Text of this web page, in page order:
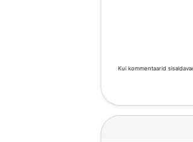
Kui kommentaarid